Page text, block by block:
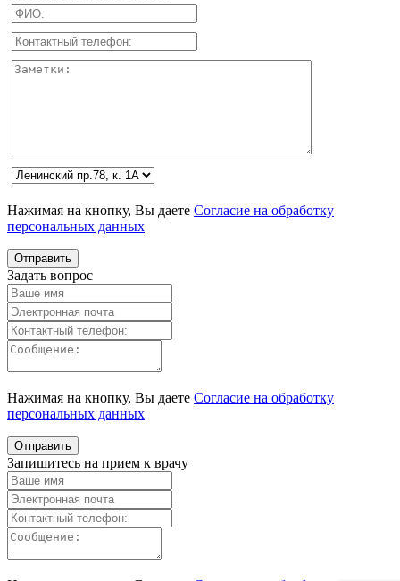
Нажимая на кнопку, Вы даете Согласие на обработку
персональных данных
Задать вопрос
Нажимая на кнопку, Вы даете Согласие на обработку
персональных данных
Запишитесь на прием к врачу